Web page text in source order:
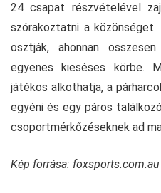
24 csapat részvételével
szórakoztatni a
osztják, ahonnan
egyenes kieséses körbe.
játékos alkothatja, a
egyéni és egy páros
csoportmérkőzéseknek ad
Kép forrása: